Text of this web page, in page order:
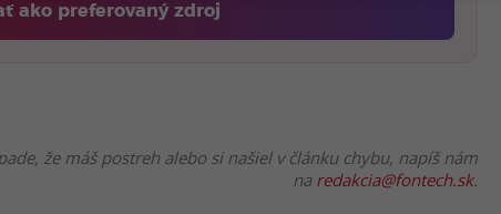
ako preferovaný zdroj
Fontech, odkaz sa otvorí v novom okne
že máš postreh alebo si našiel v článku chybu, napíš nám
na redakcia@fontech.sk.